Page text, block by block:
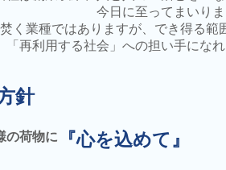
今日に至ってまいりま
く業種ではありますが、でき得る範
「再利用する社会」への担い手にな
の荷物に 『心を込めて』
針